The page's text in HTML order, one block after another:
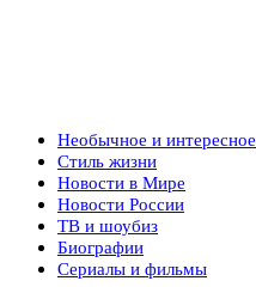
Необычное и интересное
Стиль жизни
Новости в Мире
Новости России
ТВ и шоубиз
Биографии
Сериалы и фильмы